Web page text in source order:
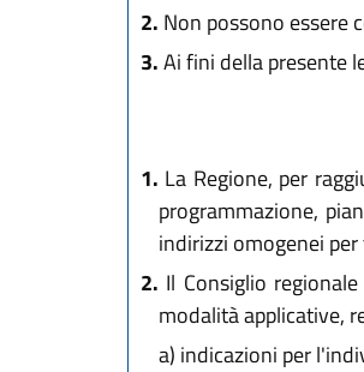
2. Non possono essere
3.Ai fini della presente
1. La Regione, per
programmazione,
indirizzi omogenei
2. Il Consiglio
modalità applicative,
a) indicazioni per